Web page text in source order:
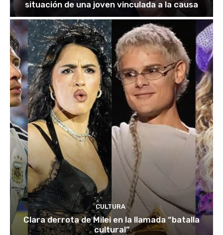
situación de una joven vinculada a la causa
CULTURA
Clara derrota de Milei en la llamada “batalla
cultural”